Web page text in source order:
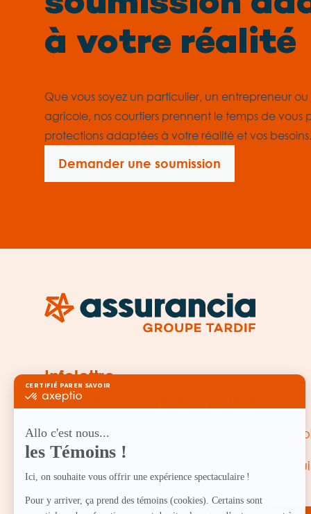
à votre réalité
Que vous soyez un particulier, un entrepreneur
agricole, nos courtiers prennent le temps de vous
protections adaptées à votre réalité et vos besoins.
Demander une soumission
Infolettre
Restez informé, soyez bien protégé
Inscrivez-vous à notre infolettre pour
des conseils pratiques, des nouvelles du
secteur et des astuces pour protéger ce qui
compte le plus pour vous.
EMAIL